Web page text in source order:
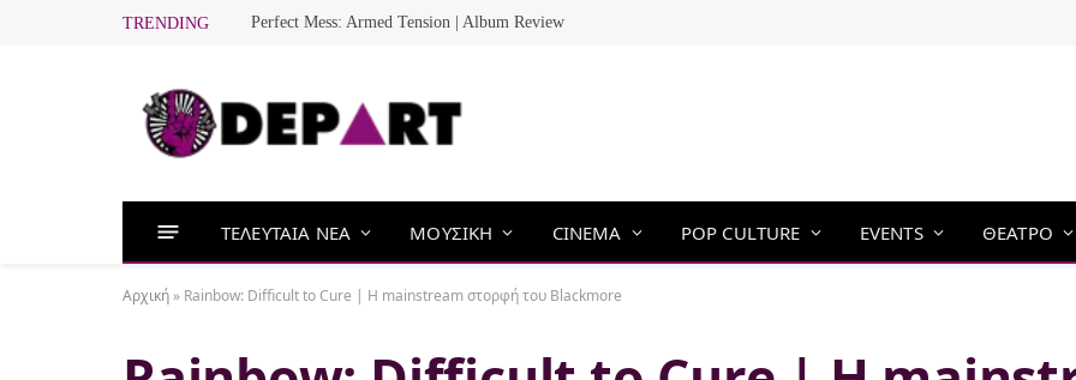
TRENDING Perfect Mess: Armed Tension | Album Review
ΤΕΛΕΥΤΑΙΑ ΝΕΑ ΜΟΥΣΙΚΗ CINEMA POP CULTURE EVENTS ΘΕΑΤΡΟ
Αρχική » Rainbow: Difficult to Cure | H mainstream στορφή του Blackmore